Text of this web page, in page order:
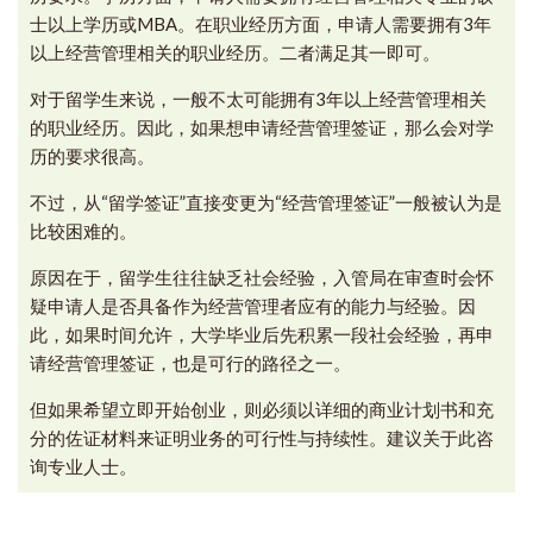
士以上学历或MBA。在职业经历方面，申请人需要拥有3年
以上经营管理相关的职业经历。二者满足其一即可。
对于留学生来说，一般不太可能拥有3年以上经营管理相关
的职业经历。因此，如果想申请经营管理签证，那么会对学
历的要求很高。
不过，从“留学签证”直接变更为“经营管理签证”一般被认为是
比较困难的。
原因在于，留学生往往缺乏社会经验，入管局在审查时会怀
疑申请人是否具备作为经营管理者应有的能力与经验。 因
此，如果时间允许，大学毕业后先积累一段社会经验，再申
请经营管理签证，也是可行的路径之一。
但如果希望立即开始创业，则必须以详细的商业计划书和充
分的佐证材料来证明业务的可行性与持续性。建议关于此咨
询专业人士。